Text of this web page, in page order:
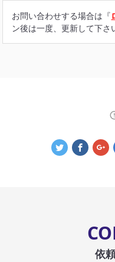
お問い合わせする場合は『
ン後は一度、更新して下さ
依